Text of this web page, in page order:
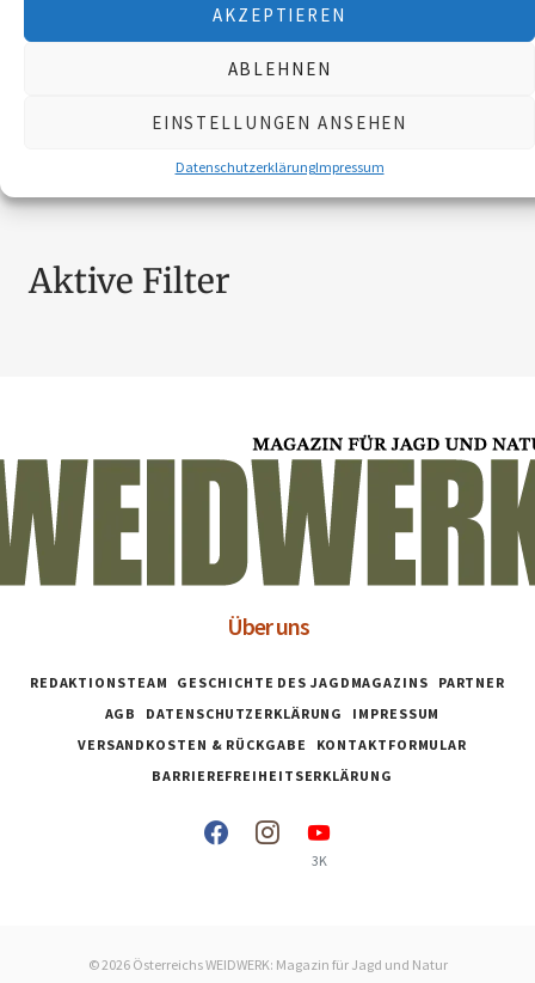
AKZEPTIEREN
ABLEHNEN
EINSTELLUNGEN ANSEHEN
DatenschutzerklärungImpressum
Nach Preis filtern
Aktive Filter
Über uns
REDAKTIONSTEAM GESCHICHTE DES JAGDMAGAZINS
PARTNER
AGB
DATENSCHUTZERKLÄRUNG
IMPRESSUM
VERSANDKOSTEN & RÜCKGABE
KONTAKTFORMULAR
BARRIEREFREIHEITSERKLÄRUNG
3K
© 2026 Österreichs WEIDWERK: Magazin für Jagd und Natur